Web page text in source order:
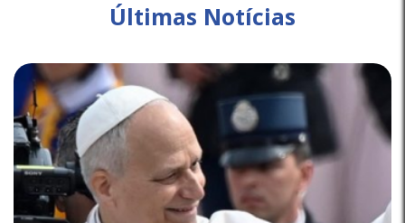
Últimas Notícias